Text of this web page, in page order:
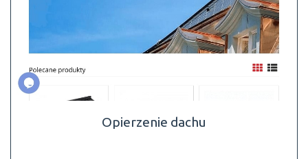
Opierzenie dachu